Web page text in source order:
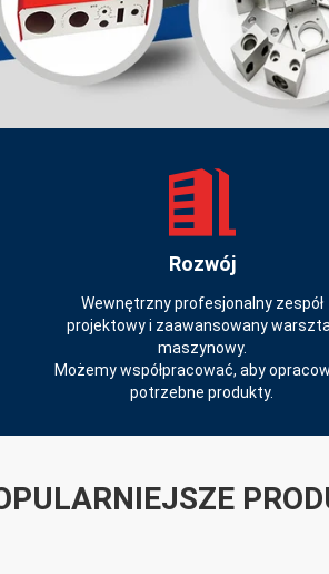
Rozwój
Wewnętrzny profesjonalny zespół
projektowy i zaawansowany
maszynowy.
Możemy współpracować, aby
potrzebne produkty.